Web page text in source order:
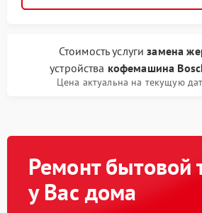
Стоимость услугизамена
устройства кофемашина
Цена актуальна на текущую
Ремонт бытовой
у Вас дома